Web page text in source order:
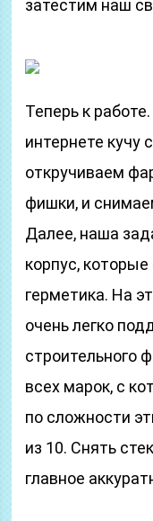
затестим наш
Теперь к
интернете кучу
откручиваем
фишки, и
Далее, наша
корпус,
герметика. На
очень легко
строительного
всех марок, с
по сложности
из 10. Снять
главное